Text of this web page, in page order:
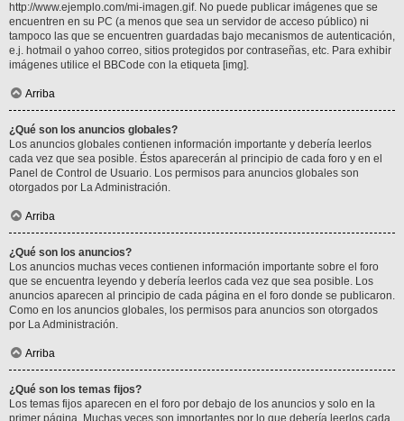
http://www.ejemplo.com/mi-imagen.gif. No puede publicar imágenes que se
encuentren en su PC (a menos que sea un servidor de acceso público) ni
tampoco las que se encuentren guardadas bajo mecanismos de autenticación,
e.j. hotmail o yahoo correo, sitios protegidos por contraseñas, etc. Para exhibir
imágenes utilice el BBCode con la etiqueta [img].
Arriba
¿Qué son los anuncios globales?
Los anuncios globales contienen información importante y debería leerlos
cada vez que sea posible. Éstos aparecerán al principio de cada foro y en el
Panel de Control de Usuario. Los permisos para anuncios globales son
otorgados por La Administración.
Arriba
¿Qué son los anuncios?
Los anuncios muchas veces contienen información importante sobre el foro
que se encuentra leyendo y debería leerlos cada vez que sea posible. Los
anuncios aparecen al principio de cada página en el foro donde se publicaron.
Como en los anuncios globales, los permisos para anuncios son otorgados
por La Administración.
Arriba
¿Qué son los temas fijos?
Los temas fijos aparecen en el foro por debajo de los anuncios y solo en la
primer página. Muchas veces son importantes por lo que debería leerlos cada